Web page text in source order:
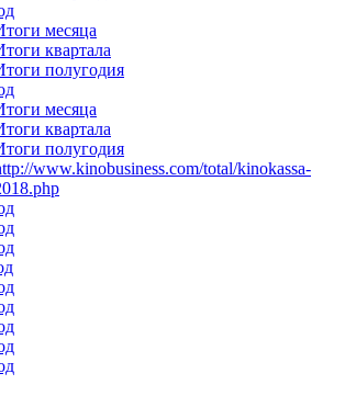
месяца
квартала
полугодия
месяца
квартала
полугодия
www.kinobusiness.com/total/kinokassa-